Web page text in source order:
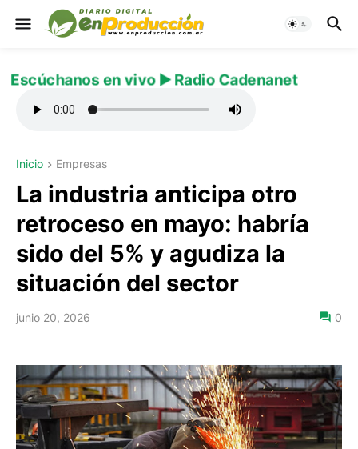
Escúchanos en vivo ▶️ Radio Cadenanet
Inicio Empresas
La industria anticipa otro
retroceso en mayo: habría
sido del 5% y agudiza la
situación del sector
junio 20, 2026 0